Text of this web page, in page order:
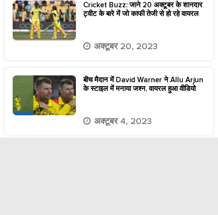
Cricket Buzz: जाने 20 अक्टूबर के शानदार
ट्वीट के बारे में जो काफी तेजी से हो रहे वायरल
अक्टूबर 20, 2023
बीच मैदान में David Warner ने Allu Arjun
के स्टाइल में मनाया जश्न, वायरल हुआ वीडियो
अक्टूबर 4, 2023